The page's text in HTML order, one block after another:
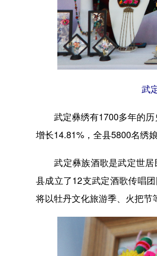
武
武定彝绣有1700多年的历
增长14.81%，全县5800名绣
武定彝族酒歌是武定世居
县成立了12支武定酒歌传唱
将以牡丹文化旅游季、火把节